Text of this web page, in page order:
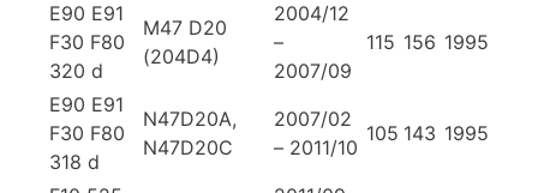
E90 E91
F30 F80
320 d
M47 D20
(204D4)
2004/12
–
2007/09
115 156 1995
E90 E91
F30 F80
318 d
N47D20A,
N47D20C
2007/02
– 2011/10
105 143 1995